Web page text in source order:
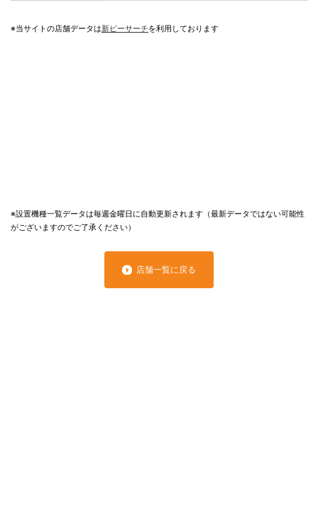
※当サイトの店舗データは新ピーサーチを利用しております
※設置機種一覧データは毎週金曜日に自動更新されます（最新データではない可能性
がございますのでご了承ください）
店舗一覧に戻る